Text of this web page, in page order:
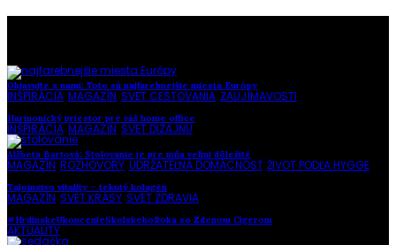
Objavujte s nami: Toto sú najfarebnejšie miesta Európy
INŠPIRÁCIA MAGAZÍN SVET CESTOVANIA ZAUJÍMAVOSTI
Harmonický priestor pre váš home office
INŠPIRÁCIA MAGAZÍN SVET DIZAJNU
Alžbeta Bartová: Stolovanie je pre mňa veľmi dôležité
MAGAZÍN ROZHOVORY UDRŽATEĽNÁ DOMÁCNOSŤ ŽIVOT PODĽA HYGGE
Tajomstvo vitality – tekutý kolagén
MAGAZÍN SVET KRÁSY SVET ZDRAVIA
#HrdinskeUkoncenieSkolskehoRoka so Zdenom Cígerom
AKTUALITY